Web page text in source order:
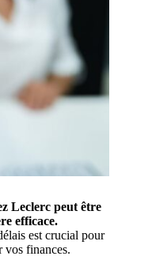
Leclerc peut être
efficace.
est crucial pour
vos finances.